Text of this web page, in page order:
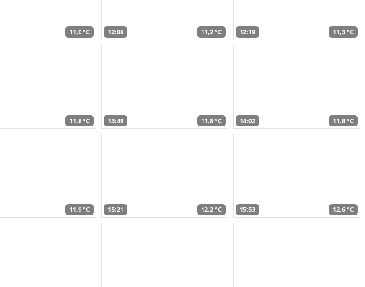
11,0 °C 12:06 11,2 °C 12:19 11,3 °C
11,8 °C 13:49 11,8 °C 14:02 11,8 °C
11,9 °C 15:21 12,2 °C 15:53 12,6 °C